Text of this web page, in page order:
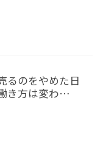
るのをやめた日
き方は変わ…